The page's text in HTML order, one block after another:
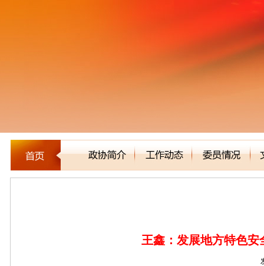
王鑫：发展地方特色